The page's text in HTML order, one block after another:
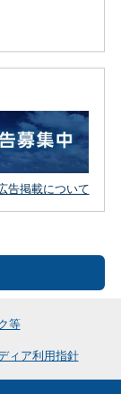
告掲載について
等
ィア利用指針